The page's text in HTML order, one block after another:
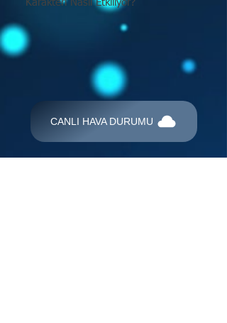
Karakteri Nasıl Etkiliyor?
CANLI HAVA DURUMU